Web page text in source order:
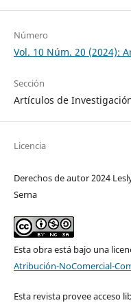
Número
Vol. 10 Núm. 20 (2024):
Sección
Artículos de
Licencia
Derechos de autor 2024
Serna
Esta obra está bajo una
Atribución-NoComercial-
Esta revista provee acceso